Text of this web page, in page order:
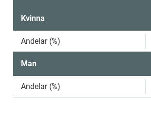
Kvinna
Andelar (%)
Man
Andelar (%)